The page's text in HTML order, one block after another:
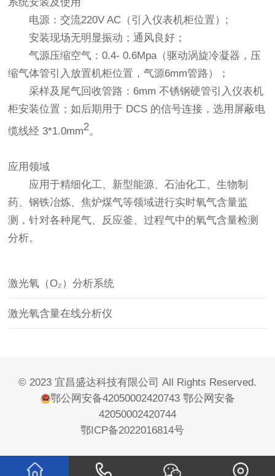
电源：交流220V AC（引入仪表机柜位置）;
安装现场无明显振动；通风良好；
气源压缩空气：0.4- 0.6Mpa（驱动涡旋冷凝器，压
缩气体管引入放置机柜位置，气源6mm管路）；
采样及尾气回收管路：6mm 不锈钢硬管引入仪表机
柜安装位置；如后期用于 DCS 的信号连接，选用屏蔽电
缆线经 3*1.0mm2。
应用领域
应用于精细化工、新型能源、石油化工、生物制
药、钢铁冶炼、焦炉煤气等领域进行实时氧气含量监
测，针对各种尾气、反应釜、过程气中的氧气含量检测
分析。
激光氧（O₂）分析系统
激光氧含量在线分析仪
© 2023 宜昌盛达科技有限公司 All Rights Reserved.
鄂公网安备42050002420743 鄂公网安备
42050002420744
鄂ICP备2022016814号